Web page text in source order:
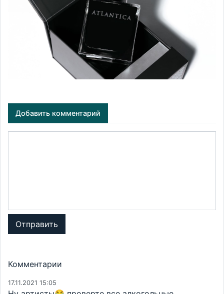
Добавить комментарий
Отправить
Комментарии
17.11.2021 15:05